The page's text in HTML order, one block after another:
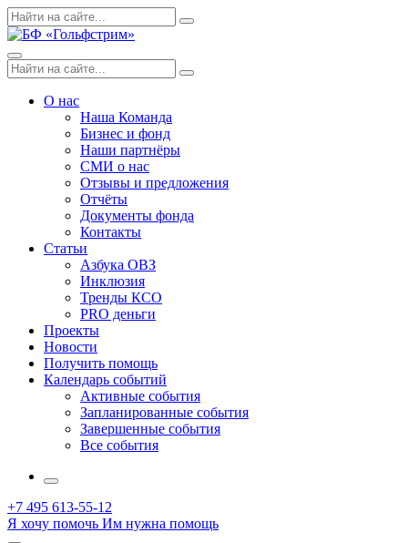
Skip
to
Поиск
по:
Search
Menu
Поиск
по:
Search
О нас
Наша Команда
Бизнес и фонд
Наши партнёры
СМИ о нас
Отзывы и предложения
Отчёты
Документы фонда
Контакты
Статьи
Азбука ОВЗ
Инклюзия
Тренды КСО
PRO деньги
Проекты
Новости
Получить помощь
Календарь событий
Активные события
Запланированные события
Завершенные события
Все события
More
+7 495 613-55-12
Я хочу помочь Им нужна помощь